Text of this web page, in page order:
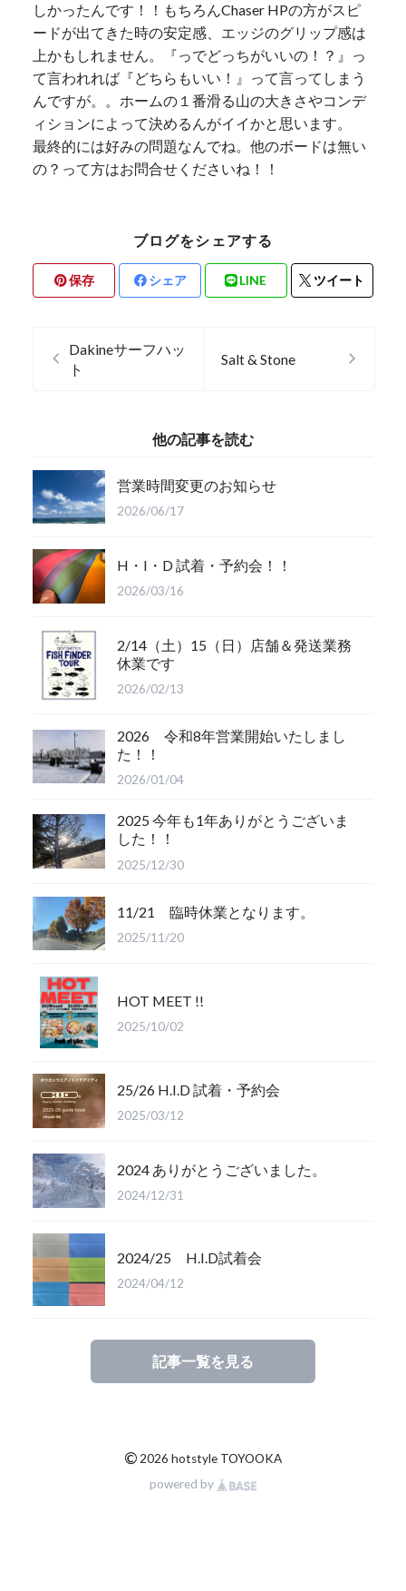
しかったんです！！もちろんChaser HPの方がスピ
ードが出てきた時の安定感、エッジのグリップ感は
上かもしれません。『っでどっちがいいの！？』っ
て言われれば『どちらもいい！』って言ってしまう
んですが。。ホームの１番滑る山の大きさやコンデ
ィションによって決めるんがイイかと思います。
最終的には好みの問題なんでね。他のボードは無い
の？って方はお問合せくださいね！！
ブログをシェアする
保存 シェア LINE ツイート
Dakineサーフハッ
ト
Salt & Stone
他の記事を読む
営業時間変更のお知らせ
2026/06/17
H・I・D 試着・予約会！！
2026/03/16
2/14（土）15（日）店舗＆発送業務
休業です
2026/02/13
2026 令和8年営業開始いたしまし
た！！
2026/01/04
2025 今年も1年ありがとうございま
した！！
2025/12/30
11/21 臨時休業となります。
2025/11/20
HOT MEET !!
2025/10/02
25/26 H.I.D 試着・予約会
2025/03/12
2024 ありがとうございました。
2024/12/31
2024/25 H.I.D試着会
2024/04/12
記事一覧を見る
© 2026 hotstyle TOYOOKA
powered by